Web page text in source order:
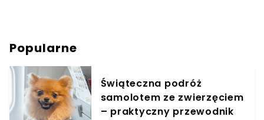
Popularne
Świąteczna podróż
samolotem ze zwierzęciem
– praktyczny przewodnik